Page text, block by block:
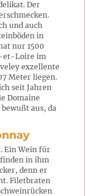
Der
und auch
in
nur 1500
et-Loire im
exzellente
Meter liegen.
seit Jahren
Domaine
aus, da
Ein Wein für
finden in ihm
denn er
Filetbraten